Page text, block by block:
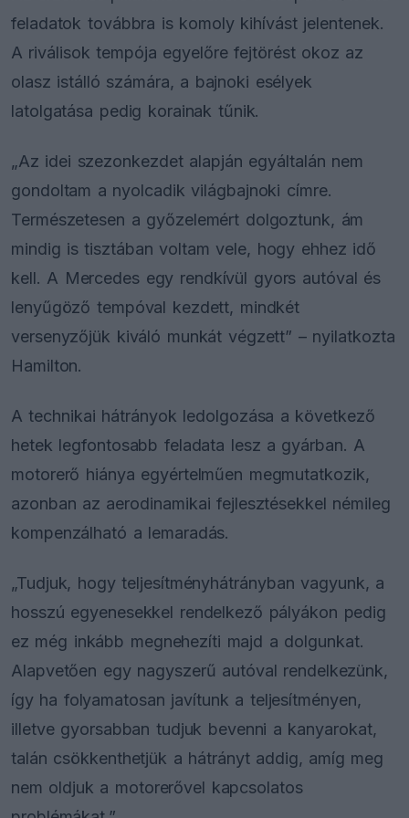
feladatok továbbra is komoly kihívást jelentenek.
A riválisok tempója egyelőre fejtörést okoz az
olasz istálló számára, a bajnoki esélyek
latolgatása pedig korainak tűnik.
„Az idei szezonkezdet alapján egyáltalán nem
gondoltam a nyolcadik világbajnoki címre.
Természetesen a győzelemért dolgoztunk, ám
mindig is tisztában voltam vele, hogy ehhez idő
kell. A Mercedes egy rendkívül gyors autóval és
lenyűgöző tempóval kezdett, mindkét
versenyzőjük kiváló munkát végzett” – nyilatkozta
Hamilton.
A technikai hátrányok ledolgozása a következő
hetek legfontosabb feladata lesz a gyárban. A
motorerő hiánya egyértelműen megmutatkozik,
azonban az aerodinamikai fejlesztésekkel némileg
kompenzálható a lemaradás.
„Tudjuk, hogy teljesítményhátrányban vagyunk, a
hosszú egyenesekkel rendelkező pályákon pedig
ez még inkább megnehezíti majd a dolgunkat.
Alapvetően egy nagyszerű autóval rendelkezünk,
így ha folyamatosan javítunk a teljesítményen,
illetve gyorsabban tudjuk bevenni a kanyarokat,
talán csökkenthetjük a hátrányt addig, amíg meg
nem oldjuk a motorerővel kapcsolatos